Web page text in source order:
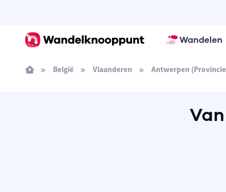
Wandelen
België Vlaanderen Antwerpen